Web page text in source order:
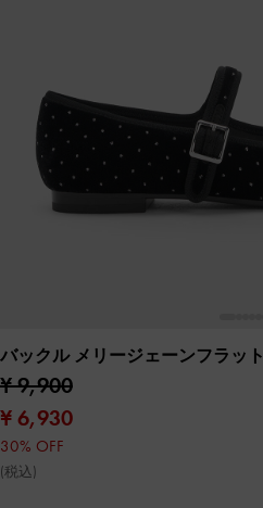
バックル メリージェーンフラット
¥ 9,900
¥ 6,930
30% OFF
(税込)